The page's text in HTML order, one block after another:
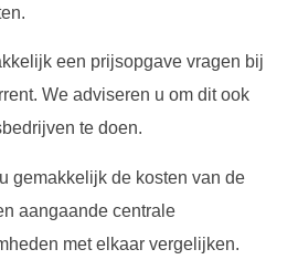
een prijsopgave vragen bij
We adviseren u om dit ook
te doen.
gemakkelijk de kosten van de
aangaande centrale
met elkaar vergelijken.